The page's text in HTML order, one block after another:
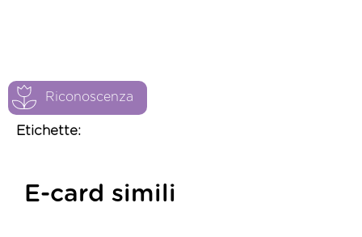
Riconoscenza
Etichette:
E-card simili